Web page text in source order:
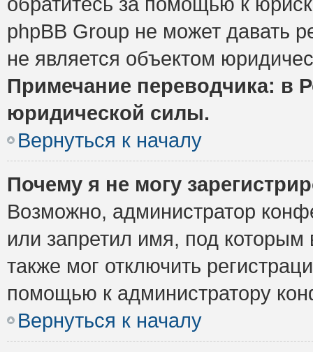
phpBB Group не может давать
не является объектом
Примечание переводчика: в
юридической силы.
Вернуться к началу
Почему я не могу
Возможно, администратор
или запретил имя, под которым
также мог отключить
помощью к администратору
Вернуться к началу